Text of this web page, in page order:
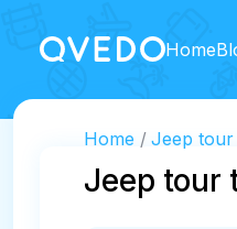
Home
Home Jeep tour
Jeep tour